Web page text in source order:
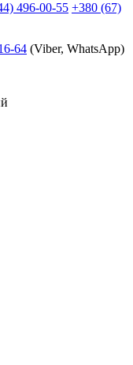
496-00-55 +380 (67)
64 (Viber, WhatsApp)